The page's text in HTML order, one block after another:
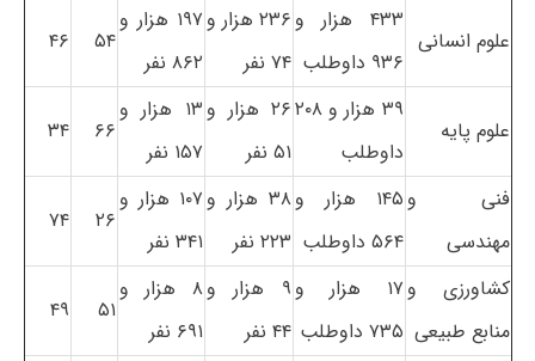
علوم انسانی
۴۳۳ هزار و
۹۳۶ داوطلب
۲۳۶ هزار و
۷۴ نفر
۱۹۷ هزار و
۸۶۲ نفر
۵۴ ۴۶
علوم پایه
۳۹ هزار و ۲۰۸
داوطلب
۲۶ هزار و
۵۱ نفر
۱۳ هزار و
۱۵۷ نفر
۶۶ ۳۴
فنی و
مهندسی
۱۴۵ هزار و
۵۶۴ داوطلب
۳۸ هزار و
۲۲۳ نفر
۱۰۷ هزار و
۳۴۱ نفر
۲۶ ۷۴
کشاورزی و
منابع طبیعی
۱۷ هزار و
۷۳۵ داوطلب
۹ هزار و
۴۴ نفر
۸ هزار و
۶۹۱ نفر
۵۱ ۴۹